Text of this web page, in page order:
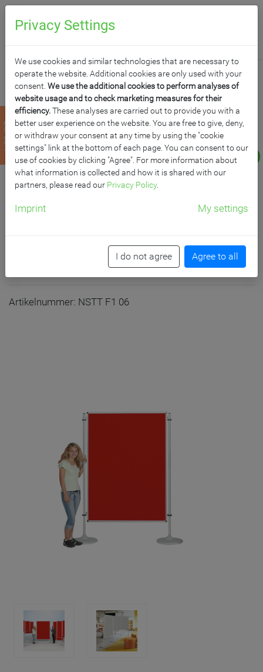
zurück MODERATIONSWAND,
CORONASCHUTZWAND
MIT DOPPELSEITIGEM
FLANELLSTOFF SERIE
B/H: 120x100 cm, Stofffarbe Blau
Artikelnummer: NSTT F1 06
Privacy Settings
We use cookies and similar technologies that are necessary to
operate the website. Additional cookies are only used with your
consent. We use the additional cookies to perform analyses of
website usage and to check marketing measures for their
efficiency.These analyses are carried out to provide you with a
better user experience on the website. You are free to give, deny,
or withdraw your consent at any time by using the "cookie
settings" link at the bottom of each page. You can consent to our
use of cookies by clicking "Agree". For more information about
what information is collected and how it is shared with our
partners, please read our Privacy Policy.
Imprint My settings
I do not agree Agree to all